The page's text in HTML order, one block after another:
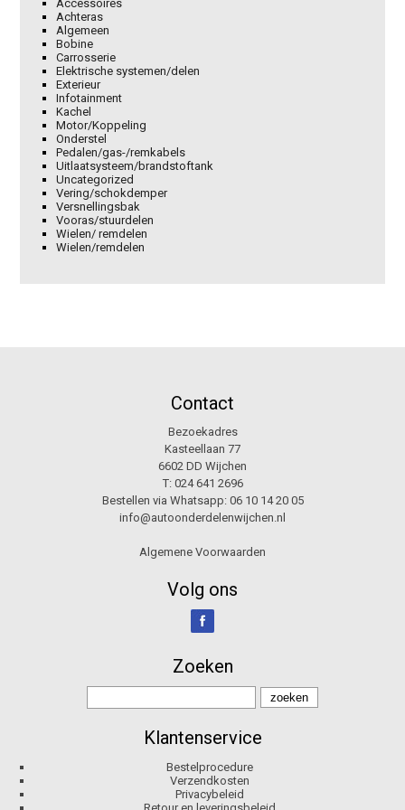
Accessoires
Achteras
Algemeen
Bobine
Carrosserie
Elektrische systemen/delen
Exterieur
Infotainment
Kachel
Motor/Koppeling
Onderstel
Pedalen/gas-/remkabels
Uitlaatsysteem/brandstoftank
Uncategorized
Vering/schokdemper
Versnellingsbak
Vooras/stuurdelen
Wielen/ remdelen
Wielen/remdelen
Contact
Bezoekadres
Kasteellaan 77
6602 DD Wijchen
T: 024 641 2696
Bestellen via Whatsapp: 06 10 14 20 05
info@autoonderdelenwijchen.nl
Algemene Voorwaarden
Volg ons
Zoeken
Klantenservice
Bestelprocedure
Verzendkosten
Privacybeleid